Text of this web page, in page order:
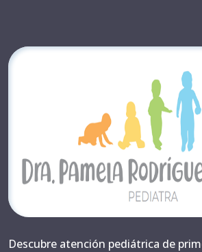
Descubre atención pediátrica de